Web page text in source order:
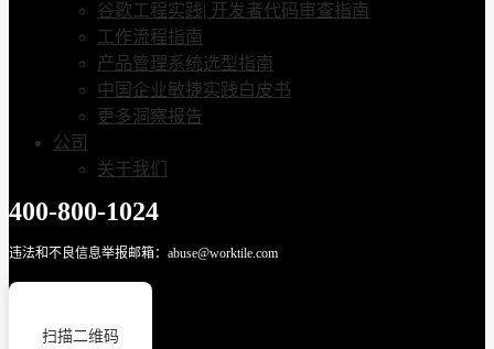
谷歌工程实践| 开发者代码审查指南
工作流程指南
产品管理系统选型指南
中国企业敏捷实践白皮书
更多洞察报告
公司
关于我们
400-800-1024
违法和不良信息举报邮箱：abuse@worktile.com
扫描二维码